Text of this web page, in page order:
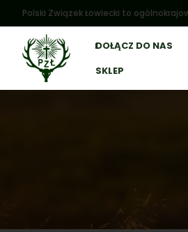
Polski Związek Łowiecki to
DOŁĄCZ DO NAS
SKLEP